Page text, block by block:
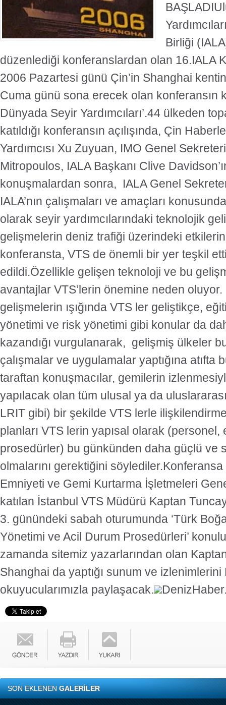
Birliği
düzenlediği konferanslardan olan 16.IALA
2006 Pazartesi günü Çin’in Shanghai
Cuma günü sona erecek olan konferansın
Dünyada Seyir Yardımcıları’.44 ülkeden
katıldığı konferansın açılışında, Çin
Yardımcısı Xu Zuyuan, IMO Genel
Mitropoulos, IALA Başkanı Clive
konuşmalardan sonra, IALA Genel
IALA’nın çalışmaları ve amaçları
olarak seyir yardımcılarındaki teknolojik
gelişmelerin deniz trafiği üzerindeki
konferansta, VTS de önemli bir yer teşkil
edildi.Özellikle gelişen teknoloji ve bu
avantajlar VTS’lerin önemine neden
gelişmelerin ışığında VTS ler geliştikçe,
yönetimi ve risk yönetimi gibi konular da
kazandığı vurgulanarak, gelişmiş ülkeler
çalışmalar ve uygulamalar yaptığına atıfta
taraftan konuşmacılar, gemilerin
yapılacak olan tüm ulusal ya da
LRIT gibi) bir şekilde VTS lerle
planları VTS lerin yapısal olarak (personel,
prosedürler) bu günkünden daha güçlü ve
olmalarını gerektiğini söylediler.Konferansa
Emniyeti ve Gemi Kurtarma İşletmeleri
katılan İstanbul VTS Müdürü Kaptan
3. günündeki sabah oturumunda ‘Türk
Yönetimi ve Acil Durum Prosedürleri’
zamanda sitemiz yazarlarından olan
Shanghai da yaptığı sunum ve
okuyucularımızla paylaşacak.
SON EKLENENGALERİLER